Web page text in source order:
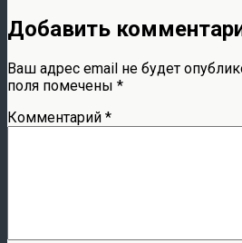
Добавить
Ваш адрес email не будет
поля помечены *
Комментарий *